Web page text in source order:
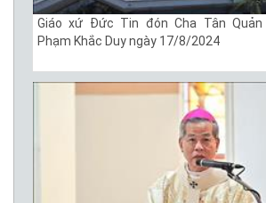
Giáo xứ Đức Tin đón Cha Tân Quản
Phạm Khắc Duy ngày 17/8/2024